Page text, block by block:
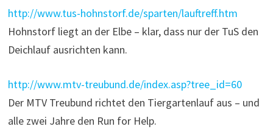
http://www.tus-hohnstorf.de/sparten/lauftreff.htm
Hohnstorf liegt an der Elbe – klar, dass nur der TuS den
Deichlauf ausrichten kann.
http://www.mtv-treubund.de/index.asp?tree_id=60
Der MTV Treubund richtet den Tiergartenlauf aus – und
alle zwei Jahre den Run for Help.